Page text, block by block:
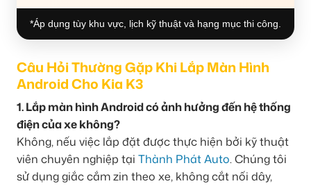
*Áp dụng tùy khu vực, lịch kỹ thuật và hạng mục thi công.
Câu Hỏi Thường Gặp Khi Lắp Màn Hình
Android Cho Kia K3
1. Lắp màn hình Android có ảnh hưởng đến hệ thống
điện của xe không?
Không, nếu việc lắp đặt được thực hiện bởi kỹ thuật
viên chuyên nghiệp tại Thành Phát Auto. Chúng tôi
sử dụng giắc cắm zin theo xe, không cắt nối dây,